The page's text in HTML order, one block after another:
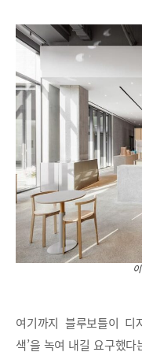
여기까지 블루보틀이 디
색’을 녹여 내길 요구했